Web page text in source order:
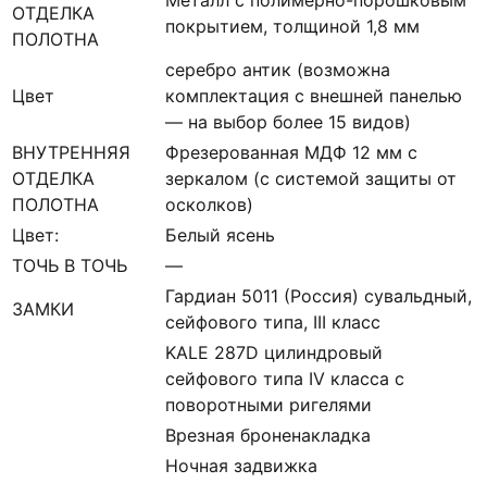
ОТДЕЛКА
ПОЛОТНА
покрытием, толщиной 1,8 мм
Цвет
серебро антик (возможна
комплектация с внешней панелью
— на выбор более 15 видов)
ВНУТРЕННЯЯ
ОТДЕЛКА
ПОЛОТНА
Фрезерованная МДФ 12 мм с
зеркалом (с системой защиты от
осколков)
Цвет:
Белый ясень
ТОЧЬ В ТОЧЬ
—
ЗАМКИ
Гардиан 5011 (Россия) сувальдный,
сейфового типа, III класс
KALE 287D цилиндровый
сейфового типа IV класса с
поворотными ригелями
Врезная броненакладка
Ночная задвижка